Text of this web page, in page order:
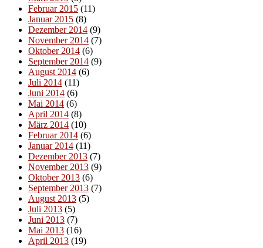
Februar 2015 (11)
Januar 2015 (8)
Dezember 2014 (9)
November 2014 (7)
Oktober 2014 (6)
September 2014 (9)
August 2014 (6)
Juli 2014 (11)
Juni 2014 (6)
Mai 2014 (6)
April 2014 (8)
März 2014 (10)
Februar 2014 (6)
Januar 2014 (11)
Dezember 2013 (7)
November 2013 (9)
Oktober 2013 (6)
September 2013 (7)
August 2013 (5)
Juli 2013 (5)
Juni 2013 (7)
Mai 2013 (16)
April 2013 (19)